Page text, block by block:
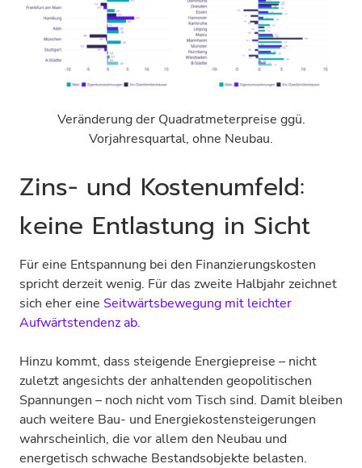
Veränderung der Quadratmeterpreise ggü.
Vorjahresquartal, ohne Neubau.
Zins- und Kostenumfeld:
keine Entlastung in Sicht
Für eine Entspannung bei den Finanzierungskosten
spricht derzeit wenig. Für das zweite Halbjahr zeichnet
sich eher eine Seitwärtsbewegung mit leichter
Aufwärtstendenz ab.
Hinzu kommt, dass steigende Energiepreise – nicht
zuletzt angesichts der anhaltenden geopolitischen
Spannungen – noch nicht vom Tisch sind. Damit bleiben
auch weitere Bau- und Energiekostensteigerungen
wahrscheinlich, die vor allem den Neubau und
energetisch schwache Bestandsobjekte belasten.